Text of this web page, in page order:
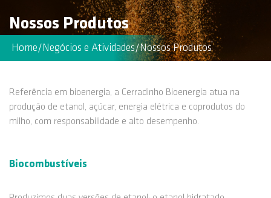
Nossos Produtos
Home/Negócios e Atividades/Nossos Produtos
Referência em bioenergia, a Cerradinho Bioenergia atua na
produção de etanol, açúcar, energia elétrica e coprodutos do
milho, com responsabilidade e alto desempenho.
Biocombustíveis